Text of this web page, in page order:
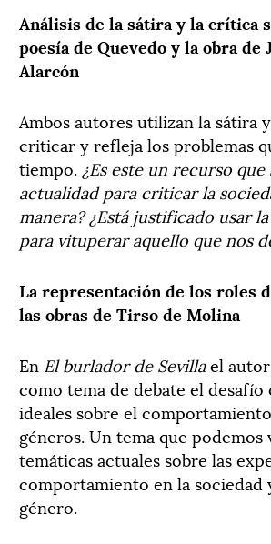
Análisis de la sátira y la crítica
poesía de Quevedo y la obra de
Alarcón
Ambos autores utilizan la sátira
criticar y refleja los problemas
tiempo. ¿Es este un recurso
actualidad para criticar la
manera? ¿Está justificado usar
para vituperar aquello que nos
La representación de los roles
las obras de Tirso de Molina
En El burlador de Sevillael
como tema de debate el
ideales sobre el
géneros. Un tema que
temáticas actuales sobre las
comportamiento en la sociedad
género.